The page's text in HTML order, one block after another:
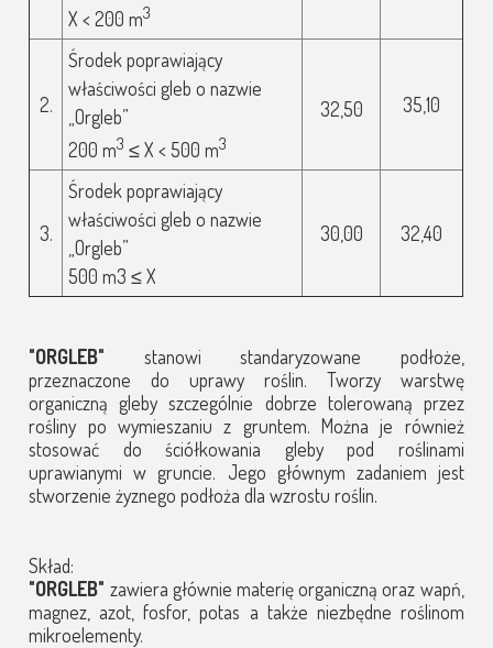
X < 200 m3
2.
Środek poprawiający
właściwości gleb o nazwie
„Orgleb”
200 m3 ≤ X < 500 m3
32,50 35,10
3.
Środek poprawiający
właściwości gleb o nazwie
„Orgleb”
500 m3 ≤ X
30,00 32,40
"ORGLEB" stanowi standaryzowane podłoże,
przeznaczone do uprawy roślin. Tworzy warstwę
organiczną gleby szczególnie dobrze tolerowaną przez
rośliny po wymieszaniu z gruntem. Można je również
stosować do ściółkowania gleby pod roślinami
uprawianymi w gruncie. Jego głównym zadaniem jest
stworzenie żyznego podłoża dla wzrostu roślin.
Skład:
"ORGLEB" zawiera głównie materię organiczną oraz wapń,
magnez, azot, fosfor, potas a także niezbędne roślinom
mikroelementy.